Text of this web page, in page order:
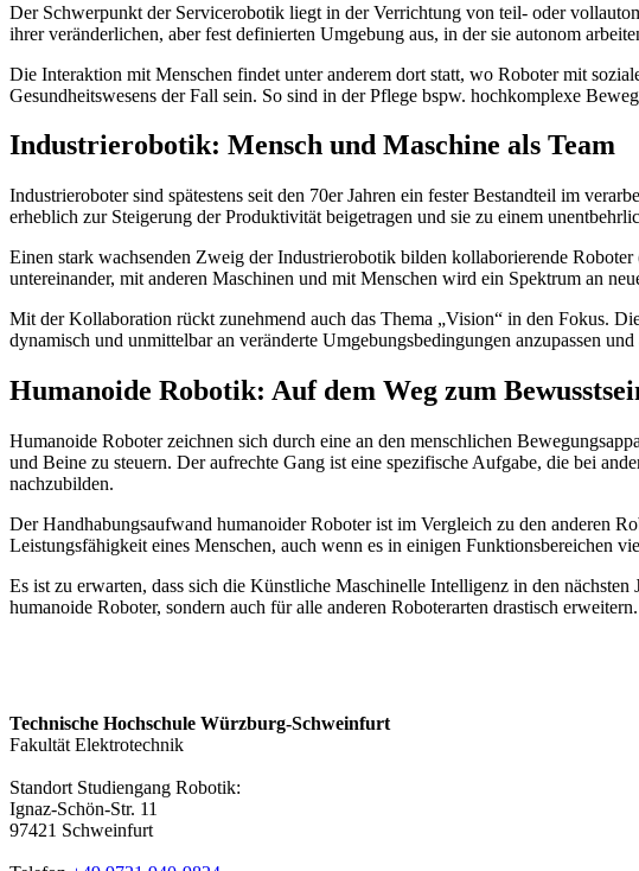
Der Schwerpunkt der Servicerobotik liegt in der Verrichtung von teil- oder
ihrer veränderlichen, aber fest definierten Umgebung aus, in der sie autonom
Die Interaktion mit Menschen findet unter anderem dort statt, wo Roboter mit
Gesundheitswesens der Fall sein. So sind in der Pflege bspw. hochkomplexe
Industrierobotik: Mensch und Maschine als Team
Industrieroboter sind spätestens seit den 70er Jahren ein fester Bestandteil im
erheblich zur Steigerung der Produktivität beigetragen und sie zu einem
Einen stark wachsenden Zweig der Industrierobotik bilden kollaborierende
untereinander, mit anderen Maschinen und mit Menschen wird ein Spektrum an
Mit der Kollaboration rückt zunehmend auch das Thema „Vision“ in den Fokus.
dynamisch und unmittelbar an veränderte Umgebungsbedingungen anzupassen
Humanoide Robotik: Auf dem Weg zum
Humanoide Roboter zeichnen sich durch eine an den menschlichen
und Beine zu steuern. Der aufrechte Gang ist eine spezifische Aufgabe, die bei
nachzubilden.
Der Handhabungsaufwand humanoider Roboter ist im Vergleich zu den anderen
Leistungsfähigkeit eines Menschen, auch wenn es in einigen Funktionsbereichen
Es ist zu erwarten, dass sich die Künstliche Maschinelle Intelligenz in den
humanoide Roboter, sondern auch für alle anderen Roboterarten drastisch erweitern.
Technische Hochschule Würzburg-Schweinfurt
Fakultät Elektrotechnik
Standort Studiengang Robotik:
Ignaz-Schön-Str. 11
97421 Schweinfurt